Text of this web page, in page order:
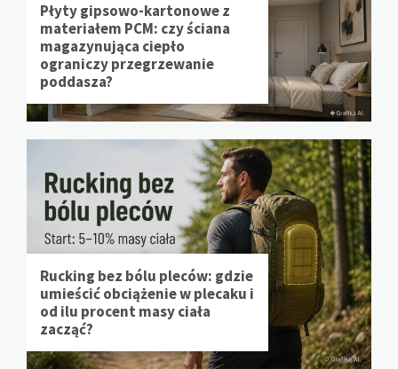
Płyty gipsowo-kartonowe z
materiałem PCM: czy ściana
magazynująca ciepło
ograniczy przegrzewanie
poddasza?
Rucking bez bólu pleców: gdzie
umieścić obciążenie w plecaku i
od ilu procent masy ciała
zacząć?